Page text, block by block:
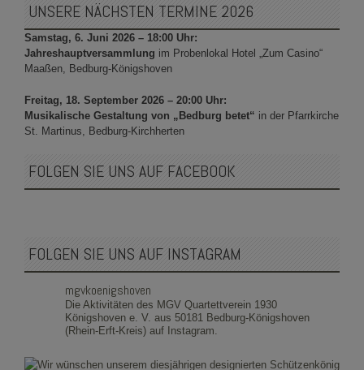
UNSERE NÄCHSTEN TERMINE 2026
Samstag, 6. Juni 2026 – 18:00 Uhr:
Jahreshauptversammlung im Probenlokal Hotel „Zum Casino“
Maaßen, Bedburg-Königshoven
Freitag, 18. September 2026 – 20:00 Uhr:
Musikalische Gestaltung von „Bedburg betet“ in der Pfarrkirche
St. Martinus, Bedburg-Kirchherten
FOLGEN SIE UNS AUF FACEBOOK
FOLGEN SIE UNS AUF INSTAGRAM
mgvkoenigshoven
Die Aktivitäten des MGV Quartettverein 1930
Königshoven e. V. aus 50181 Bedburg-Königshoven
(Rhein-Erft-Kreis) auf Instagram.